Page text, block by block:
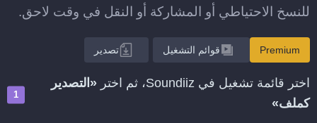
للنسخ الاحتياطي أو المشاركة أو النقل في وقت لاحق.
Premium قوائم التشغيل تصدير
اختر قائمة تشغيل في Soundiiz، ثم اختر
«التصدير
كملف»